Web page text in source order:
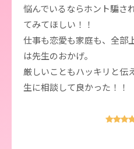
悩んでいるならホント騙さ
てみてほしい！！
仕事も恋愛も家庭も、全部
は先生のおかげ。
厳しいこともハッキリと伝
生に相談して良かった！！